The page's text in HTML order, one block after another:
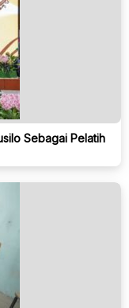
Sebagai Pelatih